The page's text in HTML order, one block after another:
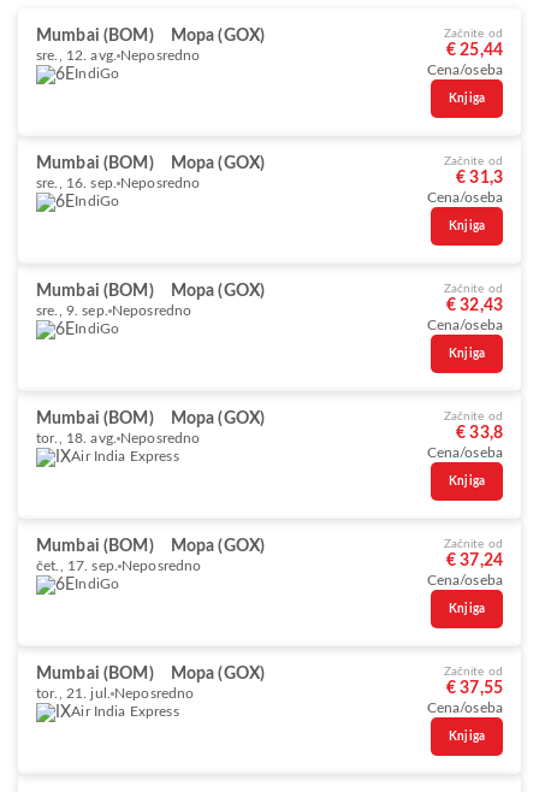
Mumbai (BOM) Mopa (GOX)
sre., 12. avg. Neposredno
IndiGo
Začnite od
€ 25,44
Cena/oseba
Knjiga
Mumbai (BOM) Mopa (GOX)
sre., 16. sep. Neposredno
IndiGo
Začnite od
€ 31,3
Cena/oseba
Knjiga
Mumbai (BOM) Mopa (GOX)
sre., 9. sep. Neposredno
IndiGo
Začnite od
€ 32,43
Cena/oseba
Knjiga
Mumbai (BOM) Mopa (GOX)
tor., 18. avg. Neposredno
Air India Express
Začnite od
€ 33,8
Cena/oseba
Knjiga
Mumbai (BOM) Mopa (GOX)
čet., 17. sep. Neposredno
IndiGo
Začnite od
€ 37,24
Cena/oseba
Knjiga
Mumbai (BOM) Mopa (GOX)
tor., 21. jul.
Neposredno
Air India Express
Začnite od
€ 37,55
Cena/oseba
Knjiga